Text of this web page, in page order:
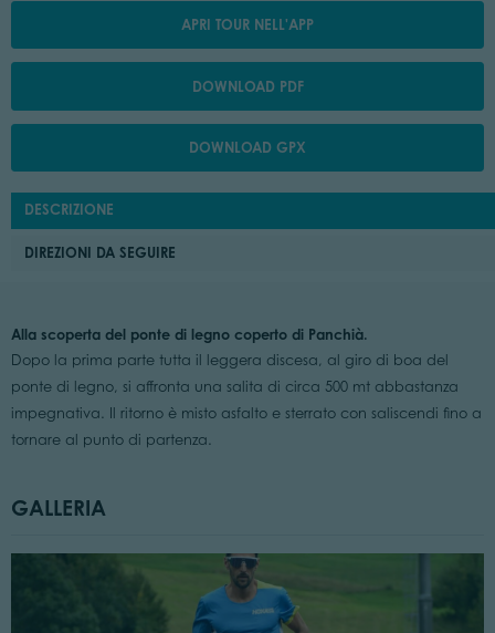
APRI TOUR NELL'APP
DOWNLOAD PDF
DOWNLOAD GPX
DESCRIZIONE
DIREZIONI DA SEGUIRE
Alla scoperta del ponte di legno coperto di Panchià.
Dopo la prima parte tutta il leggera discesa, al giro di boa del
ponte di legno, si affronta una salita di circa 500 mt abbastanza
impegnativa. Il ritorno è misto asfalto e sterrato con saliscendi fino a
tornare al punto di partenza.
GALLERIA